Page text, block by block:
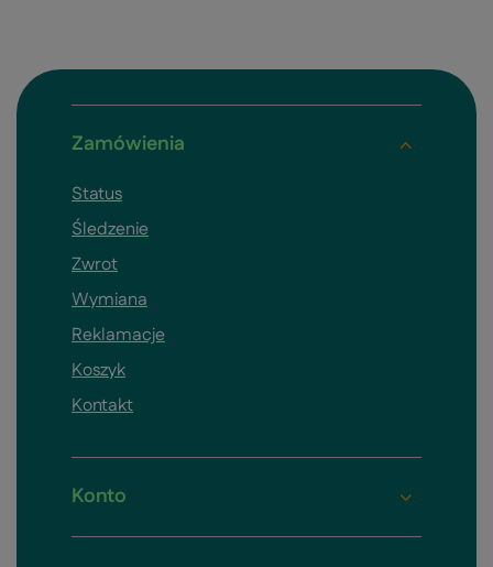
Zamówienia
Status
Śledzenie
Zwrot
Wymiana
Reklamacje
Koszyk
Kontakt
Konto